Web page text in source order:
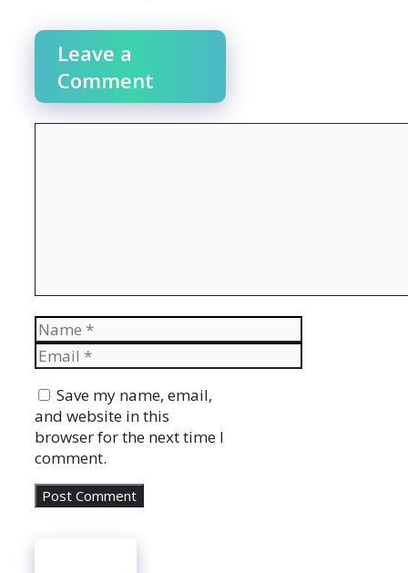
Leave a
Comment
Name
Email
Save my name, email,
and website in this
browser for the next time I
comment.